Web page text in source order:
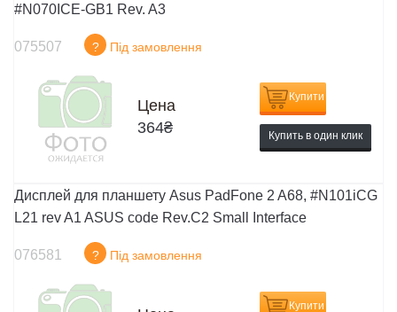
#N070ICE-GB1 Rev. A3
075507 ? Під замовлення
Цена
364₴
Купити
Купить в один клик
Дисплей для планшету Asus PadFone 2 A68, #N101iCG
L21 rev A1 ASUS code Rev.C2 Small Interface
076581 ? Під замовлення
Купити